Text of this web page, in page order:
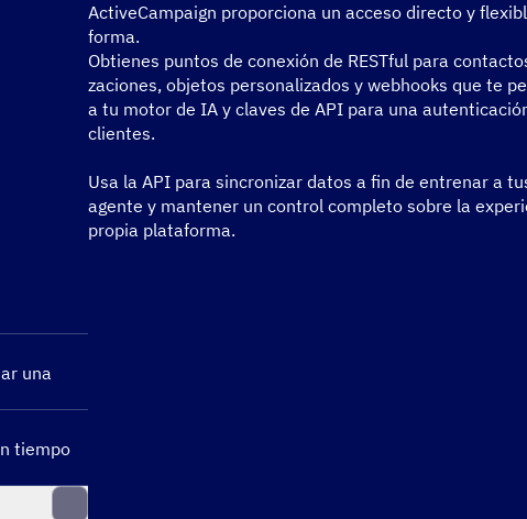
ActiveCampaign propor­ciona un acceso directo y
forma.
Obtie­nes puntos de cone­xión de RESTful para
za­cio­nes, objetos perso­na­li­za­dos y webhooks que te
a tu motor de IA y claves de API para una
clien­tes.
Usa la API para sincro­ni­zar datos a fin de entre­nar a
agente y mante­ner un control completo sobre la
propia plataforma.
una
tiempo